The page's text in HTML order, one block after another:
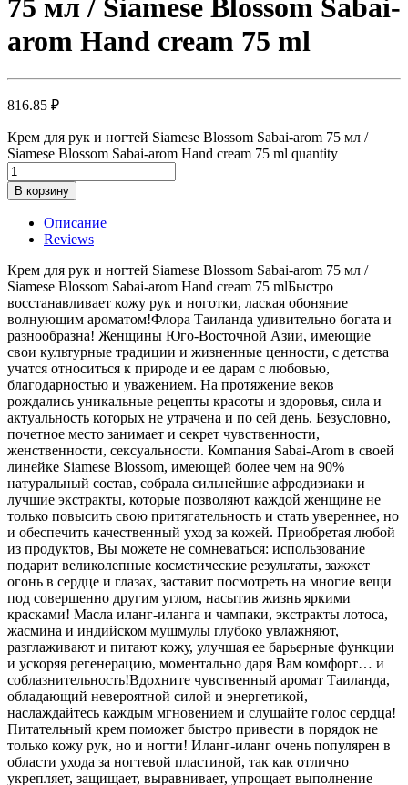
75 мл / Siamese Blossom Sabai-
arom Hand cream 75 ml
816.85 ₽
Крем для рук и ногтей Siamese Blossom Sabai-arom 75 мл /
Siamese Blossom Sabai-arom Hand cream 75 ml quantity
В корзину
Описание
Reviews
Крем для рук и ногтей Siamese Blossom Sabai-arom 75 мл /
Siamese Blossom Sabai-arom Hand cream 75 mlБыстро
восстанавливает кожу рук и ноготки, лаская обоняние
волнующим ароматом!Флора Таиланда удивительно богата и
разнообразна! Женщины Юго-Восточной Азии, имеющие
свои культурные традиции и жизненные ценности, с детства
учатся относиться к природе и ее дарам с любовью,
благодарностью и уважением. На протяжение веков
рождались уникальные рецепты красоты и здоровья, сила и
актуальность которых не утрачена и по сей день. Безусловно,
почетное место занимает и секрет чувственности,
женственности, сексуальности. Компания Sabai-Arom в своей
линейке Siamese Blossom, имеющей более чем на 90%
натуральный состав, собрала сильнейшие афродизиаки и
лучшие экстракты, которые позволяют каждой женщине не
только повысить свою притягательность и стать увереннее, но
и обеспечить качественный уход за кожей. Приобретая любой
из продуктов, Вы можете не сомневаться: использование
подарит великолепные косметические результаты, зажжет
огонь в сердце и глазах, заставит посмотреть на многие вещи
под совершенно другим углом, насытив жизнь яркими
красками! Масла иланг-иланга и чампаки, экстракты лотоса,
жасмина и индийском мушмулы глубоко увлажняют,
разглаживают и питают кожу, улучшая ее барьерные функции
и ускоряя регенерацию, моментально даря Вам комфорт… и
соблазнительность!Вдохните чувственный аромат Таиланда,
обладающий невероятной силой и энергетикой,
наслаждайтесь каждым мгновением и слушайте голос сердца!
Питательный крем поможет быстро привести в порядок не
только кожу рук, но и ногти! Иланг-иланг очень популярен в
области ухода за ногтевой пластиной, так как отлично
укрепляет, защищает, выравнивает, упрощает выполнение